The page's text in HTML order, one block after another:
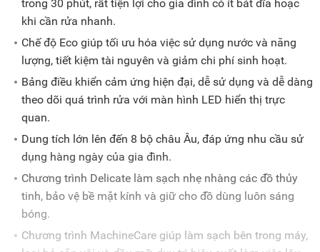
trong 30 phút, rất tiện lợi cho gia đình có ít bát đĩa hoặc
khi cần rửa nhanh.
Chế độ Eco giúp tối ưu hóa việc sử dụng nước và năng
lượng, tiết kiệm tài nguyên và giảm chi phí sinh hoạt.
Bảng điều khiển cảm ứng hiện đại, dễ sử dụng và dễ dàng
theo dõi quá trình rửa với màn hình LED hiển thị trực
quan.
Dung tích lớn lên đến 8 bộ châu Âu, đáp ứng nhu cầu sử
dụng hàng ngày của gia đình.
Chương trình Delicate làm sạch nhẹ nhàng các đồ thủy
tinh, bảo vệ bề mặt kính và giữ cho đồ dùng luôn sáng
bóng.
Chương trình MachineCare giúp làm sạch bên trong máy,